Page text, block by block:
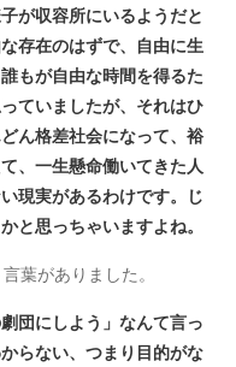
が収容所にいるようだと
存在のはずで、自由に生
もが自由な時間を得るた
ていましたが、それはひ
ん格差社会になって、裕
、一生懸命働いてきた人
現実があるわけです。じ
と思っちゃいますよね。
葉がありました。
団にしよう」なんて言っ
らない、つまり目的がな